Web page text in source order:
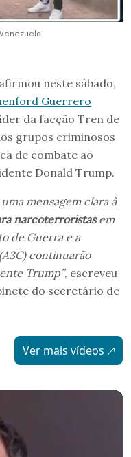
neste sábado,
Guerrero
da facção Tren de
grupos criminosos
de combate ao
Donald Trump.
mensagem clara à
narcoterroristasem
de Guerra e a
continuarão
Trump”, escreveu
do secretário de
Ver mais vídeos